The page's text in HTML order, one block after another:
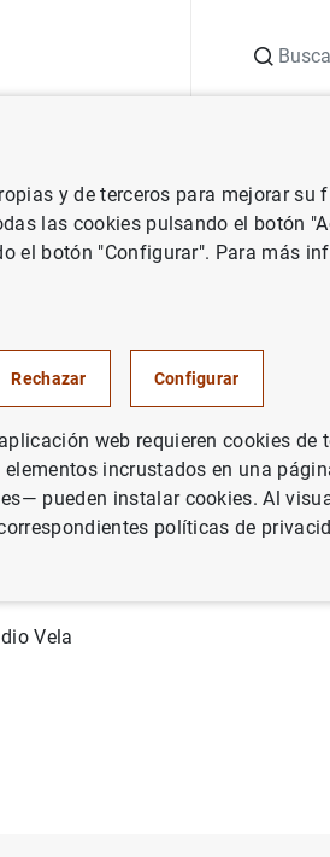
Económico 2024/T1 Artículo 04. El
monetaria
garantizadas
Vela
y de terceros para mejorar
las cookies pulsando el botón
el botón "Configurar". Para más
Rechazar Configurar
web requieren cookies de
incrustados en una
pueden instalar cookies. Al
políticas de